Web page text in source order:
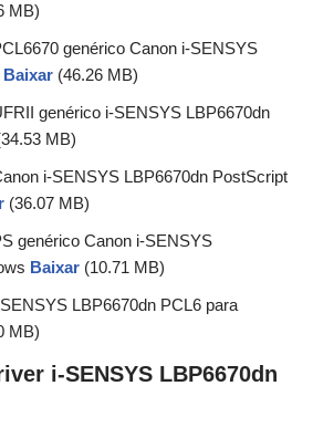
MB)
genérico Canon i-SENSYS
Baixar (46.26 MB)
genérico i-SENSYS LBP6670dn
MB)
i-SENSYS LBP6670dn PostScript
(36.07 MB)
genérico Canon i-SENSYS
Baixar (10.71 MB)
LBP6670dn PCL6 para
MB)
i-SENSYS LBP6670dn